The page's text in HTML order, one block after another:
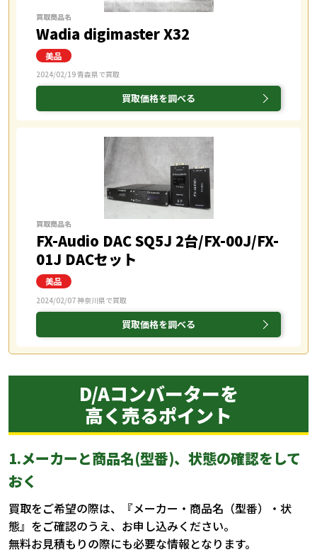
買取商品名
Wadia digimaster X32
2024/02/19 青森県で買取
買取価格を調べる
買取商品名
FX-Audio DAC SQ5J 2台/FX-00J/FX-
01J DACセット
2024/02/07 神奈川県で買取
買取価格を調べる
D/Aコンバーターを
高く売るポイント
1.メーカーと商品名(型番)、状態の確認をして
おく
買取をご希望の際は、『メーカー・商品名（型番）・状
態』をご確認のうえ、お申し込みください。
無料お見積もりの際にも必要な情報となります。